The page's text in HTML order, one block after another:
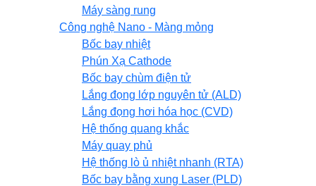
Máy sàng rung
Công nghệ Nano - Màng mỏng
Bốc bay nhiệt
Phún Xạ Cathode
Bốc bay chùm điện tử
Lắng đọng lớp nguyên tử (ALD)
Lắng đọng hơi hóa học (CVD)
Hệ thống quang khắc
Máy quay phủ
Hệ thống lò ủ nhiệt nhanh (RTA)
Bốc bay bằng xung Laser (PLD)